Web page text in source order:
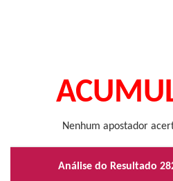
Nenhum apostador
Análise do Resultado